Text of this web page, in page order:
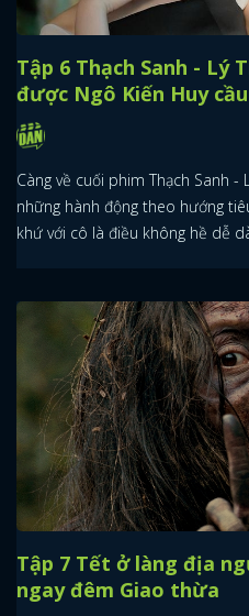
Tập 6 Thạch Sanh - Lý
được Ngô Kiến Huy
Càng về cuối phim Thạch Sanh -
những hành động theo hướng
khứ với cô là điều không hề dễ
Tập 7 Tết ở làng địa
ngay đêm Giao thừa